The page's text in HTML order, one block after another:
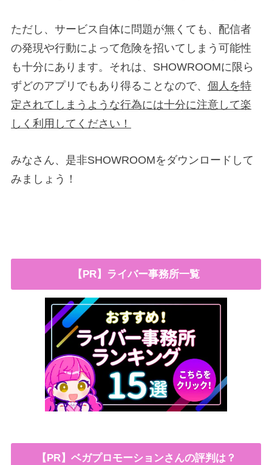
ただし、サービス自体に問題が無くても、配信者
の発現や行動によって危険を招いてしまう可能性
も十分にあります。それは、SHOWROOMに限ら
ずどのアプリでもあり得ることなので、 個人を特
定されてしまうような行為には十分に注意して楽
しく利用してください！
みなさん、是非SHOWROOMをダウンロードして
みましょう！
【PR】ライバー事務所一覧
【PR】ベガプロモーションさんの評判は？